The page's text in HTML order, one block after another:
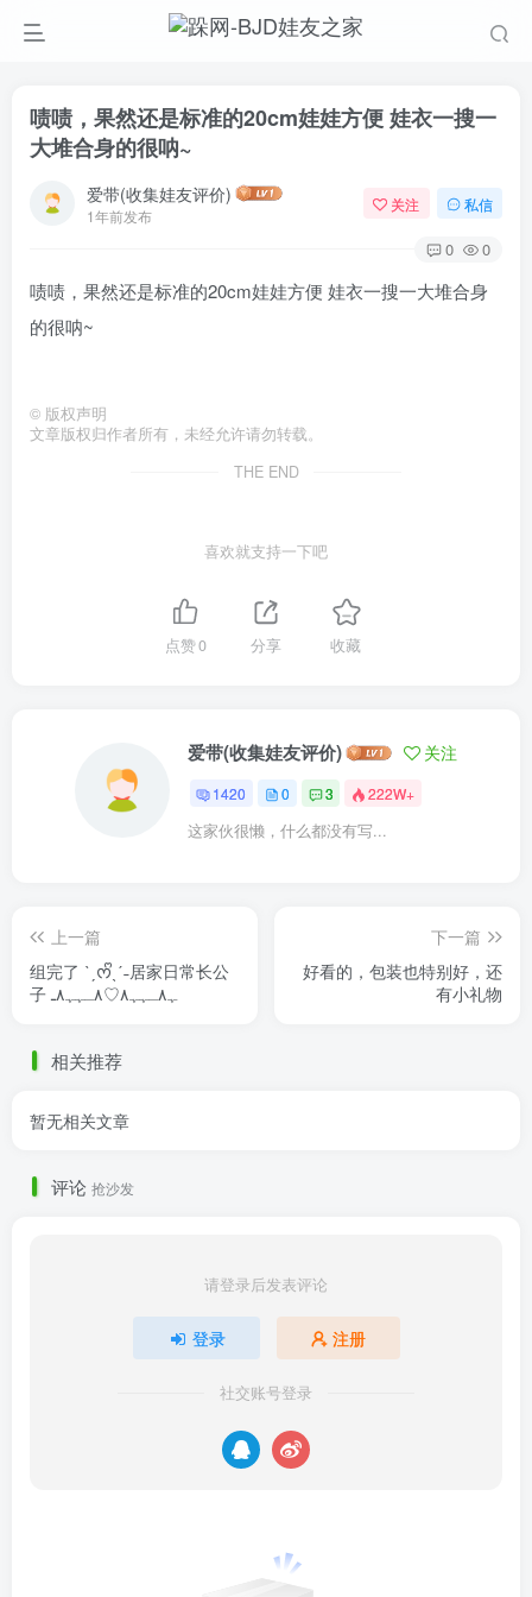
啧啧，果然还是标准的20cm娃娃方便 娃衣一搜一
大堆合身的很呐~
爱带(收集娃友评价)
1年前发布
关注 私信
0 0
啧啧，果然还是标准的20cm娃娃方便 娃衣一搜一大堆合身
的很呐~
© 版权声明
文章版权归作者所有，未经允许请勿转载。
THE END
喜欢就支持一下吧
点赞0 分享 收藏
爱带(收集娃友评价) 关注
1420 0 3 222W+
这家伙很懒，什么都没有写...
上一篇
组完了 ˋˏᰔᩚˎˊ˗居家日常长公
子 ٨ـﮩﮩ٨ـ♡‎‎ﮩ٨ـﮩﮩ٨
下一篇
好看的，包装也特别好，还
有小礼物
相关推荐
暂无相关文章
评论 抢沙发
请登录后发表评论
登录 注册
社交账号登录